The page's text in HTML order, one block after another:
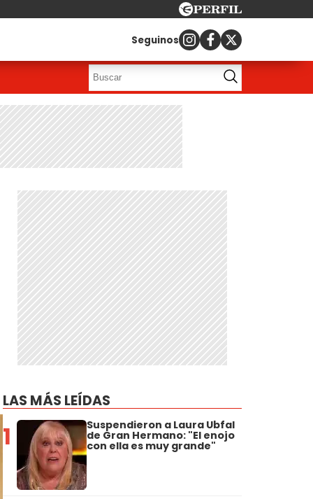
Seguinos
LAS MÁS LEÍDAS
1 Suspendieron a Laura Ubfal
de Gran Hermano: "El enojo
con ella es muy grande"